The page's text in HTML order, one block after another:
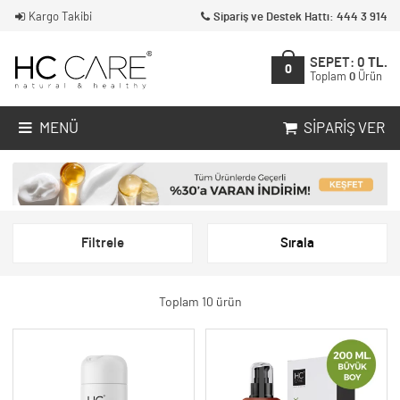
Kargo Takibi Sipariş ve Destek Hattı: 444 3 914
0
SEPET: 0 TL.
Toplam 0 Ürün
MENÜ SIPARIŞ VER
Filtrele Sırala
Toplam 10 ürün